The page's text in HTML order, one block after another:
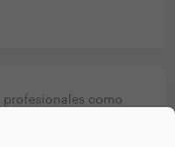
profesionales como